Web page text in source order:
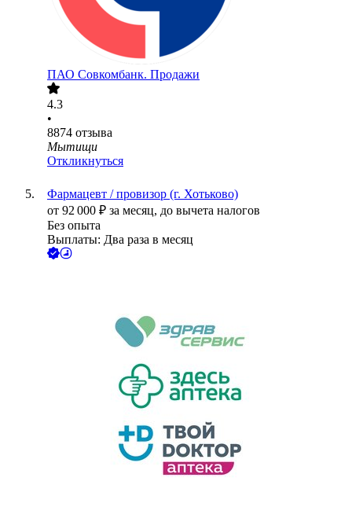
ПАО Совкомбанк. Продажи
4.3
•
8874 отзыва
Мытищи
Откликнуться
Фармацевт / провизор (г. Хотьково)
от 92 000 ₽ за месяц, до вычета налогов
Без опыта
Выплаты: Два раза в месяц